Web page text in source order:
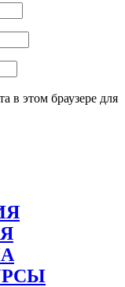
в этом браузере для